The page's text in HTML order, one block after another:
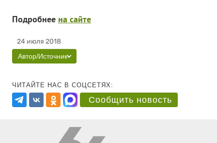
Подробнее на сайте
24 июля 2018
Автор/Источник
ЧИТАЙТЕ НАС В СОЦСЕТЯХ:
Сообщить новость